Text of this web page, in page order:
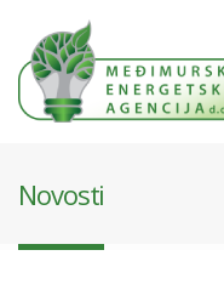
Novosti